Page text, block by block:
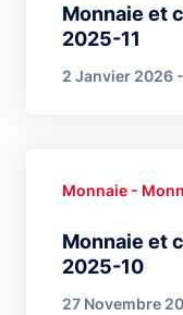
Monnaie et
2025-11
2 Janvier 2026
Monnaie et
2025-10
Monnaie -
27 Novembre